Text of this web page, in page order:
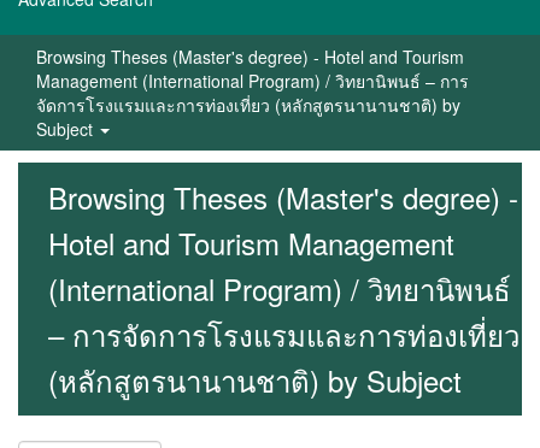
Browsing Theses (Master's degree) - Hotel and Tourism
Management (International Program) / วิทยานิพนธ์ – การ
จัดการโรงแรมและการท่องเที่ยว (หลักสูตรนานานชาติ) by
Subject
Browsing Theses (Master's degree) -
Hotel and Tourism Management
(International Program) / วิทยานิพนธ์
– การจัดการโรงแรมและการท่องเที่ยว
(หลักสูตรนานานชาติ) by Subject